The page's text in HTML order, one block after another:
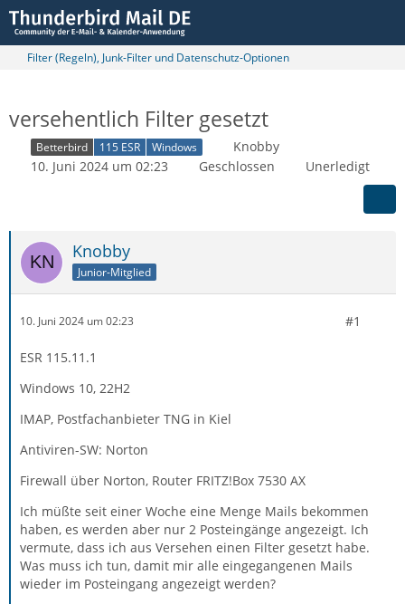
Filter (Regeln), Junk-Filter und Datenschutz-Optionen
versehentlich Filter gesetzt
Betterbird 115 ESR Windows
Knobby
10. Juni 2024 um 02:23
Geschlossen Unerledigt
Knobby
Junior-Mitglied
10. Juni 2024 um 02:23 #1
ESR 115.11.1
Windows 10, 22H2
IMAP, Postfachanbieter TNG in Kiel
Antiviren-SW: Norton
Firewall über Norton, Router FRITZ!Box 7530 AX
Ich müßte seit einer Woche eine Menge Mails bekommen
haben, es werden aber nur 2 Posteingänge angezeigt. Ich
vermute, dass ich aus Versehen einen Filter gesetzt habe.
Was muss ich tun, damit mir alle eingegangenen Mails
wieder im Posteingang angezeigt werden?